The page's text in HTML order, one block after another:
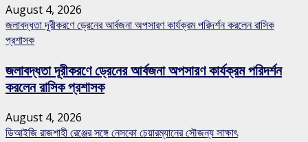
August 4, 2026
জলাবদ্ধতা দূরীকরণে ড্রেনের আর্বজনা অপসারণ কার্যক্রম পরিদর্শন করলেন রাসিক
প্রশাসক
জলাবদ্ধতা দূরীকরণে ড্রেনের আর্বজনা অপসারণ কার্যক্রম পরিদর্শন
করলেন রাসিক প্রশাসক
August 4, 2026
ডিআইজি রাজশাহী রেঞ্জের সঙ্গে নেসকো চেয়ারম্যানের সৌজন্য সাক্ষাৎ